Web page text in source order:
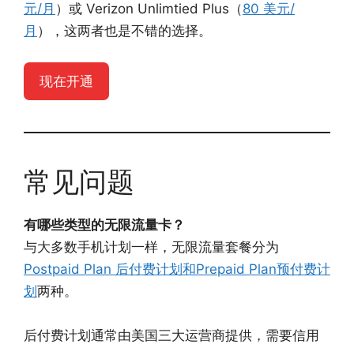
元/月 ）或 Verizon Unlimtied Plus（80 美元/
月 ），这两者也是不错的选择。
现在开通
常见问题
有哪些类型的无限流量卡？
与大多数手机计划一样，无限流量套餐分为
Postpaid Plan 后付费计划和Prepaid Plan预付费计
划两种。
后付费计划通常由美国三大运营商提供，需要信用